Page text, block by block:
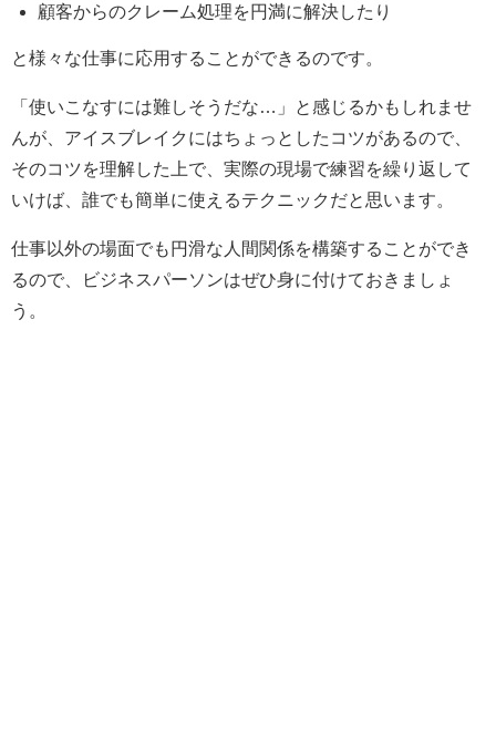
顧客からのクレーム処理を円満に解決したり
と様々な仕事に応用することができるのです。
「使いこなすには難しそうだな…」と感じるかもしれませ
んが、アイスブレイクにはちょっとしたコツがあるので、
そのコツを理解した上で、実際の現場で練習を繰り返して
いけば、誰でも簡単に使えるテクニックだと思います。
仕事以外の場面でも円滑な人間関係を構築することができ
るので、ビジネスパーソンはぜひ身に付けておきましょ
う。